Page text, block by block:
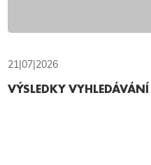
21|07|2026
VÝSLEDKY VYHLEDÁVÁNÍ